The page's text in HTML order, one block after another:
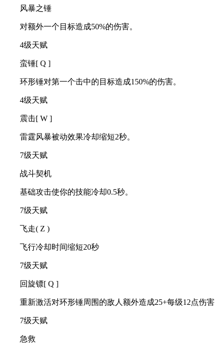
风暴之锤
对额外一个目标造成50%的伤害。
4级天赋
蛮锤[ Q ]
环形锤对第一个击中的目标造成150%的伤害。
4级天赋
震击[ W ]
雷霆风暴被动效果冷却缩短2秒。
7级天赋
战斗契机
基础攻击使你的技能冷却0.5秒。
7级天赋
飞走( Z )
飞行冷却时间缩短20秒
7级天赋
回旋镖[ Q ]
重新激活对环形锤周围的敌人额外造成25+每级12点伤害
7级天赋
急救